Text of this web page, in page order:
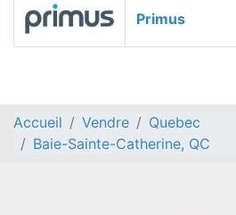
Primus
Accueil Vendre
Quebec
Baie-Sainte-Catherine, QC